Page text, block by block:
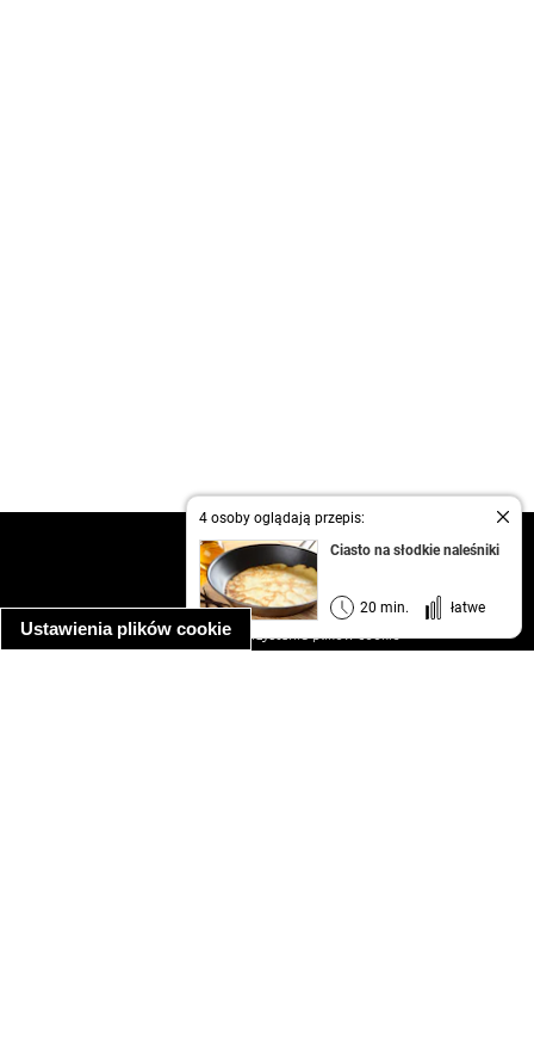
Ustawienia plików cookie
4 osoby oglądają przepis:
Ciasto na słodkie naleśniki
20 min. łatwe
kontakt
regulamin
informacja o prywatności
informacja o wykorzystaniu plików cookie